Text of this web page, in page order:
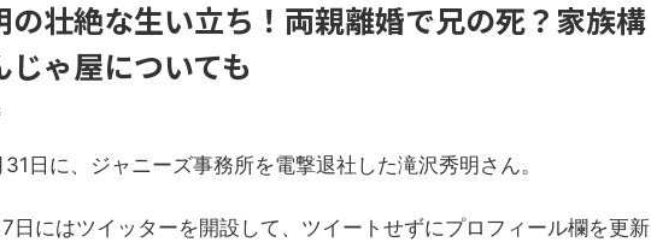
e
の壮絶な生い立ち！両親離婚で兄の死？家族構
じゃ屋についても
日に、ジャニーズ事務所を電撃退社した滝沢秀明さん。
日にはツイッターを開設して、ツイートせずにプロフィール欄を更新